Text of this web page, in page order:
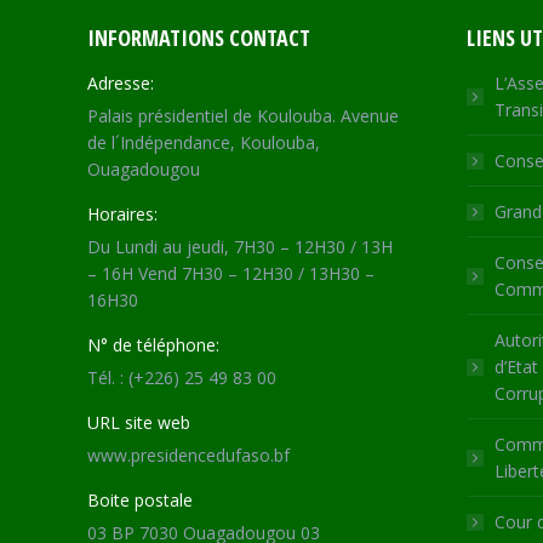
INFORMATIONS CONTACT
Adresse:
Palais présidentiel de Koulouba. Avenue
de l´Indépendance, Koulouba,
Ouagadougou
Horaires:
Du Lundi au jeudi, 7H30 – 12H30 / 13H
– 16H Vend 7H30 – 12H30 / 13H30 –
16H30
N° de téléphone:
Tél. : (+226) 25 49 83 00
URL site web
www.presidencedufaso.bf
Boite postale
03 BP 7030 Ouagadougou 03
LIENS
Cour